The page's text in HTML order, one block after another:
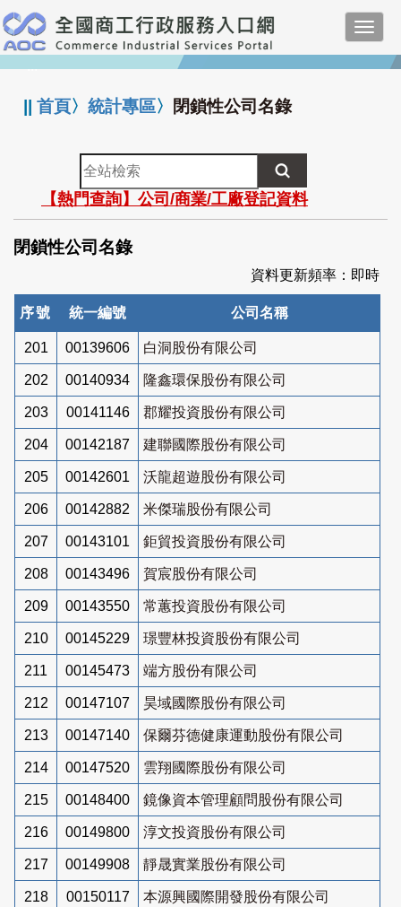
跳
到
主
要
:::
||首頁〉統計專區〉 閉鎖性公司名錄
全
站
檢
索
【熱門查詢】公司/商業/工廠登記資料
閉鎖性公司名錄
資料更新頻率：即時
序號 統一編號 公司名稱
201 00139606 白洞股份有限公司
202 00140934 隆鑫環保股份有限公司
203 00141146 郡耀投資股份有限公司
204 00142187 建聯國際股份有限公司
205 00142601 沃龍超遊股份有限公司
206 00142882 米傑瑞股份有限公司
207 00143101 鉅貿投資股份有限公司
208 00143496 賀宸股份有限公司
209 00143550 常蕙投資股份有限公司
210 00145229 璟豐林投資股份有限公司
211 00145473 端方股份有限公司
212 00147107 昊域國際股份有限公司
213 00147140 保爾芬德健康運動股份有限公司
214 00147520 雲翔國際股份有限公司
215 00148400 鏡像資本管理顧問股份有限公司
216 00149800 淳文投資股份有限公司
217 00149908 靜晟實業股份有限公司
218 00150117 本源興國際開發股份有限公司